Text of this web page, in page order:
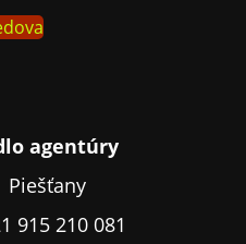
agentúry
Piešťany
915 210 081